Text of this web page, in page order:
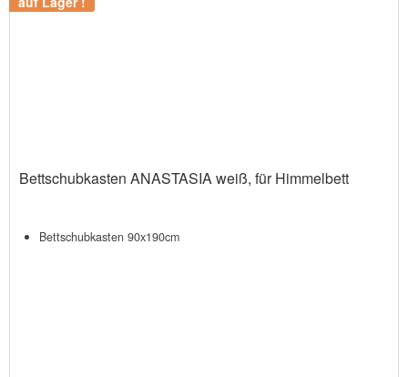
Bettschubkasten ANASTASIA weiß, für Himmelbett
Bettschubkasten 90x190cm